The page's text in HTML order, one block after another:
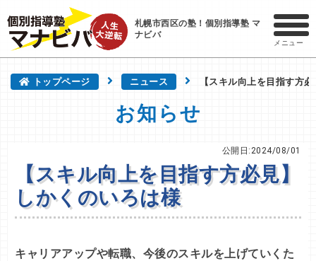
札幌市西区の塾！個別指導塾 マ
ナビバ
メニュー
トップページ ニュース 【スキル向上を目指す方
お知らせ
公開日:2024/08/01
【スキル向上を目指す方必見】
しかくのいろは様
キャリアアップや転職、今後のスキルを上げていくた